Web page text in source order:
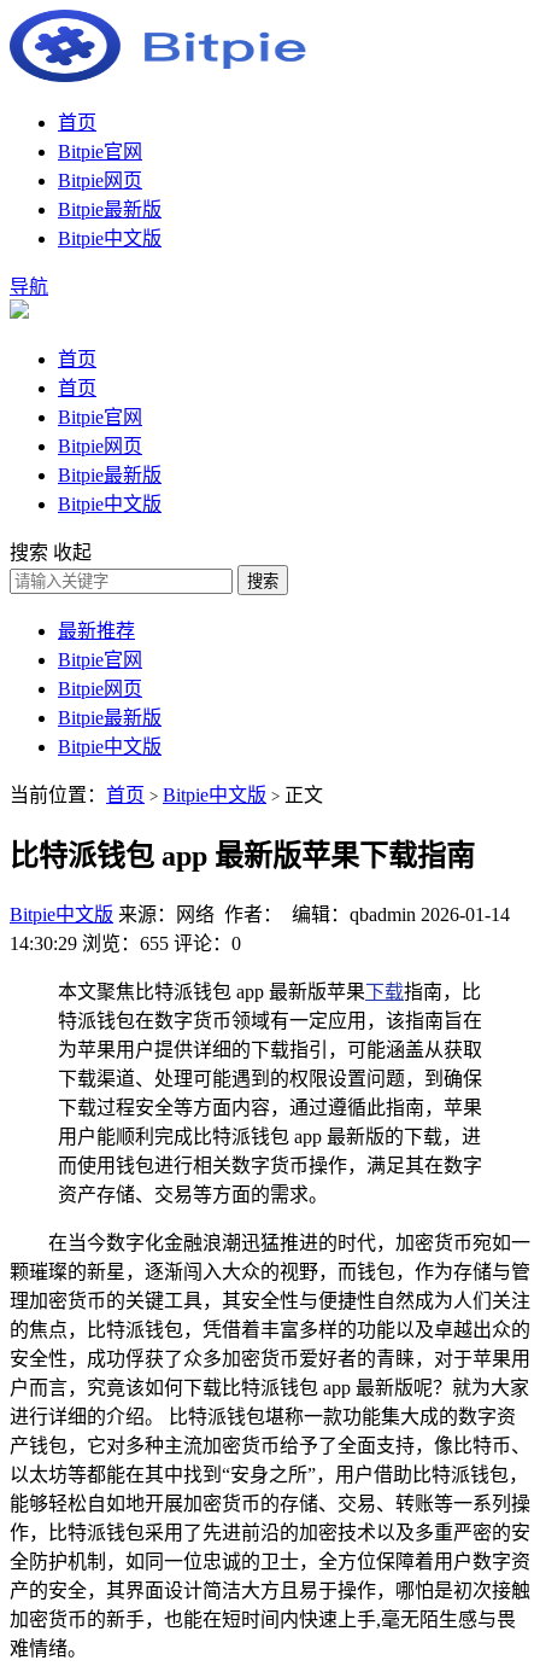
首页
Bitpie官网
Bitpie网页
Bitpie最新版
Bitpie中文版
导航
首页
首页
Bitpie官网
Bitpie网页
Bitpie最新版
Bitpie中文版
搜索 收起
搜索
最新推荐
Bitpie官网
Bitpie网页
Bitpie最新版
Bitpie中文版
当前位置： 首页 > Bitpie中文版 > 正文
比特派钱包 app 最新版苹果下载指南
Bitpie中文版 来源：网络 作者： 编辑：qbadmin 2026-01-14
14:30:29 浏览：655 评论：0
本文聚焦比特派钱包 app 最新版苹果下载指南，比
特派钱包在数字货币领域有一定应用，该指南旨在
为苹果用户提供详细的下载指引，可能涵盖从获取
下载渠道、处理可能遇到的权限设置问题，到确保
下载过程安全等方面内容，通过遵循此指南，苹果
用户能顺利完成比特派钱包 app 最新版的下载，进
而使用钱包进行相关数字货币操作，满足其在数字
资产存储、交易等方面的需求。
在当今数字化金融浪潮迅猛推进的时代，加密货币宛如一
颗璀璨的新星，逐渐闯入大众的视野，而钱包，作为存储与管
理加密货币的关键工具，其安全性与便捷性自然成为人们关注
的焦点，比特派钱包，凭借着丰富多样的功能以及卓越出众的
安全性，成功俘获了众多加密货币爱好者的青睐，对于苹果用
户而言，究竟该如何下载比特派钱包 app 最新版呢？就为大家
进行详细的介绍。 比特派钱包堪称一款功能集大成的数字资
产钱包，它对多种主流加密货币给予了全面支持，像比特币、
以太坊等都能在其中找到“安身之所”，用户借助比特派钱包，
能够轻松自如地开展加密货币的存储、交易、转账等一系列操
作，比特派钱包采用了先进前沿的加密技术以及多重严密的安
全防护机制，如同一位忠诚的卫士，全方位保障着用户数字资
产的安全，其界面设计简洁大方且易于操作，哪怕是初次接触
加密货币的新手，也能在短时间内快速上手,毫无陌生感与畏
难情绪。